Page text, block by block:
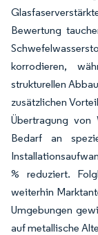
Bewertung
korrodieren,
strukturellen
zusätzlichen
Übertragung von
Bedarf an
% reduziert.
weiterhin
Umgebungen
auf metallische